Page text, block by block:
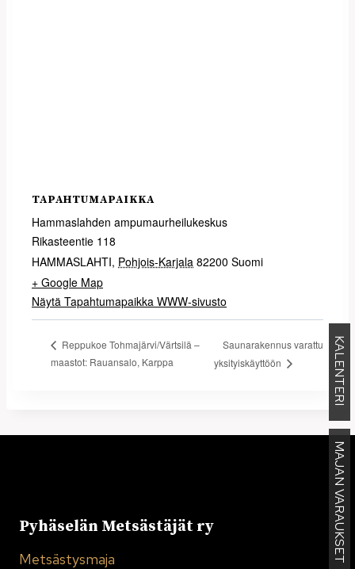
KALENTERI
MAJAN VARAUKSET
TAPAHTUMAPAIKKA
Hammaslahden ampumaurheilukeskus
Rikasteentie 118
HAMMASLAHTI, Pohjois-Karjala 82200 Suomi
+ Google Map
Näytä Tapahtumapaikka WWW-sivusto
Reppukoe Tohmajärvi/Värtsilä –
maastot: Rauansalo, Karppa
Saunarakennus varattu
yksityiskäyttöön
Pyhäselän Metsästäjät ry
Metsästysmaja